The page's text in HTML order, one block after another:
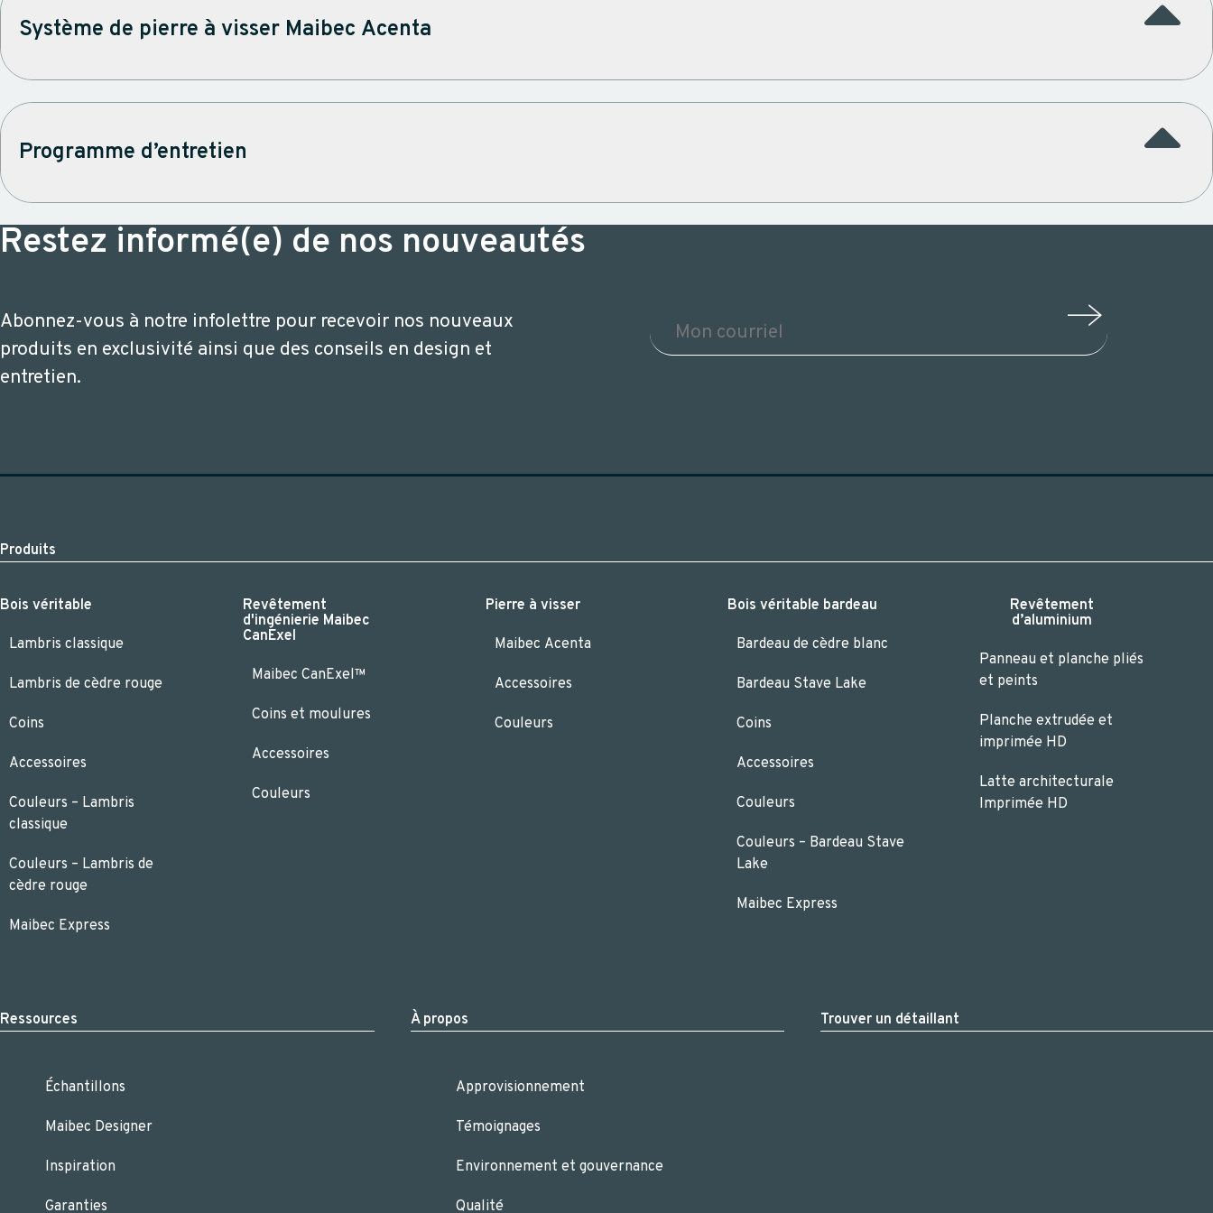
Système de pierre à visser Maibec Acenta
Programme d’entretien
Restez informé(e) de nos nouveautés
Abonnez-vous à notre infolettre pour recevoir nos nouveaux
produits en exclusivité ainsi que des conseils en design et
entretien.
Produits
Bois véritable
Lambris classique
Lambris de cèdre rouge
Coins
Accessoires
Couleurs – Lambris
classique
Couleurs – Lambris de
cèdre rouge
Maibec Express
Revêtement
d'ingénierie Maibec
CanExel
Maibec CanExel™
Coins et moulures
Accessoires
Couleurs
Pierre à visser
Maibec Acenta
Accessoires
Couleurs
Bois véritable bardeau
Bardeau de cèdre blanc
Bardeau Stave Lake
Coins
Accessoires
Couleurs
Couleurs – Bardeau Stave
Lake
Maibec Express
Revêtement
d’aluminium
Panneau et planche pliés
et peints
Planche extrudée et
imprimée HD
Latte architecturale
Imprimée HD
Ressources
Échantillons
Maibec Designer
Inspiration
Garanties
À propos
Approvisionnement
Témoignages
Environnement et gouvernance
Qualité
Trouver un détaillant